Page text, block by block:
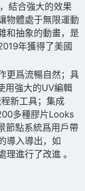
結合強大的效果
物體處于無限運動
和抽象的動畫，是
年獲得了美國
更爲流暢自然；具
用強大的UV編輯
新工具；集成
多種膠片Looks
節點系統爲用戶帶
導入導出，如
進行了改進 。